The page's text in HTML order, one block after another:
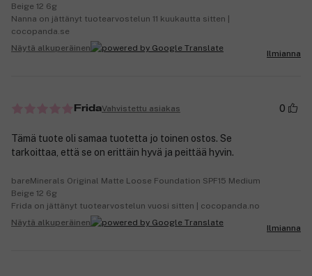
Beige 12 6g
Nanna on jättänyt tuotearvostelun 11 kuukautta sitten |
cocopanda.se
Näytä alkuperäinen
Ilmianna
FridaVahvistettu asiakas 0
Tämä tuote oli samaa tuotetta jo toinen ostos. Se
tarkoittaa, että se on erittäin hyvä ja peittää hyvin.
bareMinerals Original Matte Loose Foundation SPF15 Medium
Beige 12 6g
Frida on jättänyt tuotearvostelun vuosi sitten | cocopanda.no
Näytä alkuperäinen
Ilmianna